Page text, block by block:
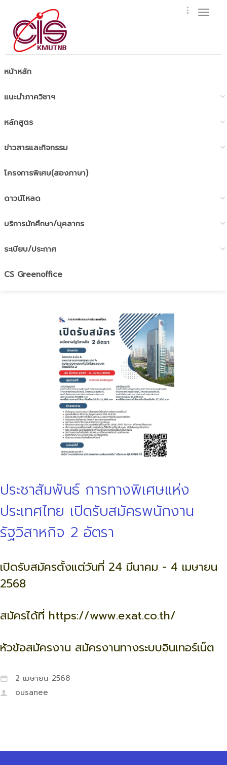
หน้าหลัก
แนะนำภาควิชาฯ
หลักสูตร
ข่าวสารและกิจกรรม
โครงการพิเศษ(สองภาษา)
ดาวน์โหลด
บริการนักศึกษา/บุคลากร
ระเบียบ/ประกาศ
CS Greenoffice
ประชาสัมพันธ์ การทางพิเศษแห่ง
ประเทศไทย เปิดรับสมัครพนักงาน
รัฐวิสาหกิจ 2 อัตรา
เปิดรับสมัครตั้งแต่วันที่ 24 มีนาคม - 4 เมษายน
2568
สมัครได้ที่ https://www.exat.co.th/
หัวข้อสมัครงาน สมัครงานทางระบบอินเทอร์เน็ต
2 เมษายน 2568
ousanee